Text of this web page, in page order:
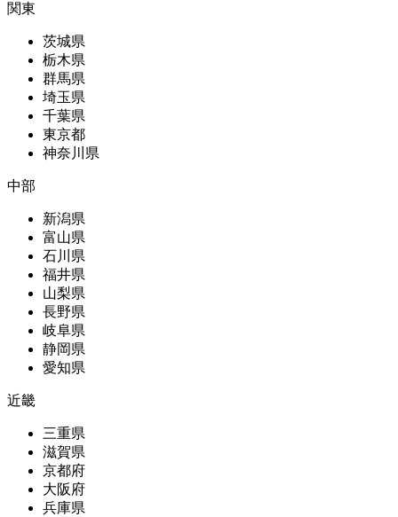
関東
茨城県
栃木県
群馬県
埼玉県
千葉県
東京都
神奈川県
中部
新潟県
富山県
石川県
福井県
山梨県
長野県
岐阜県
静岡県
愛知県
近畿
三重県
滋賀県
京都府
大阪府
兵庫県